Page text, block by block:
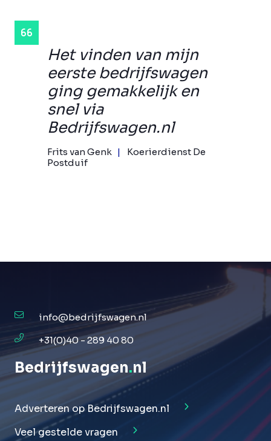
Het vinden van mijn
eerste bedrijfswagen
ging gemakkelijk en
snel via
Bedrijfswagen.nl
Frits van Genk
Koerierdienst De
Postduif
info@bedrijfswagen.nl
+31(0)40 - 289 40 80
Bedrijfswagen.nl
Adverteren op Bedrijfswagen.nl
Veel gestelde vragen